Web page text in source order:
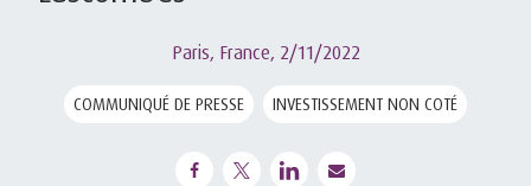
Paris, France, 2/11/2022
COMMUNIQUÉ DE PRESSE INVESTISSEMENT NON COTÉ